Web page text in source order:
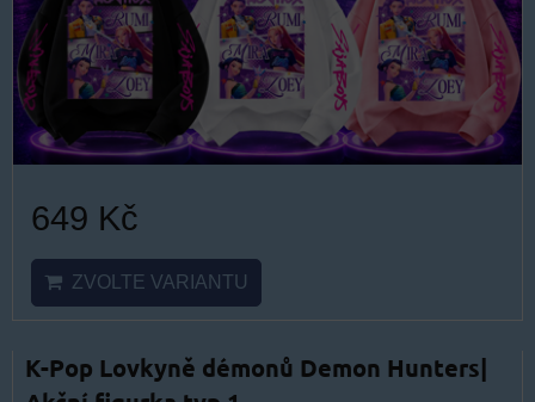
649 Kč
ZVOLTE VARIANTU
K-Pop Lovkyně démonů Demon Hunters|